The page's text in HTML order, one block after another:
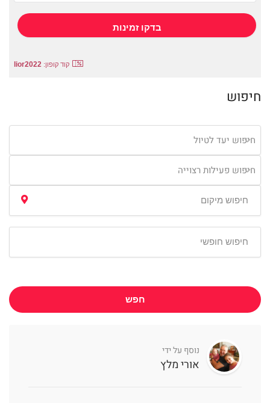
קוד קופון: lior2022
חיפוש
חיפוש יעד לטיול
חיפוש פעילות רצוייה
חפש
נוסף על ידי
אורי מלץ